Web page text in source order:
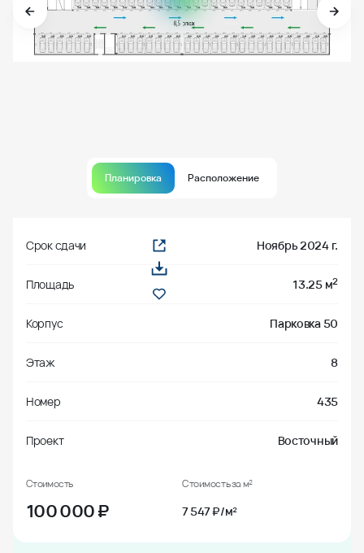
Планировка Расположение
Срок сдачи Ноябрь 2024 г.
Площадь 13.25 м2
Корпус Парковка 50
Этаж 8
Номер 435
Проект Восточный
Стоимость
100 000₽
Стоимость за м²
7 547 ₽/м²